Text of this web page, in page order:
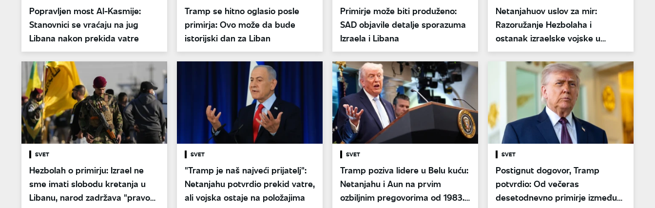
Popravljen most Al-Kasmije:
Stanovnici se vraćaju na jug
Libana nakon prekida vatre
Tramp se hitno oglasio posle
primirja: Ovo može da bude
istorijski dan za Liban
Primirje može biti produženo:
SAD objavile detalje sporazuma
Izraela i Libana
Netanjahuov uslov za mir:
Razoružanje Hezbolaha i
ostanak izraelske vojske u
"bezbednosnoj zoni"
SVET
Hezbolah o primirju: Izrael ne
sme imati slobodu kretanja u
Libanu, narod zadržava "pravo
SVET
"Tramp je naš najveći prijatelj":
Netanjahu potvrdio prekid vatre,
ali vojska ostaje na položajima
SVET
Tramp poziva lidere u Belu kuću:
Netanjahu i Aun na prvim
ozbiljnim pregovorima od 1983.
SVET
Postignut dogovor, Tramp
potvrdio: Od večeras
desetodnevno primirje između